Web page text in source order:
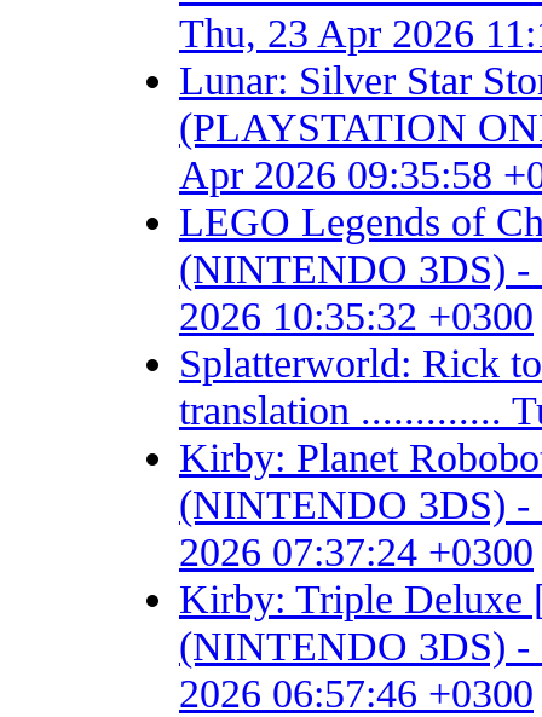
Thu, 23 Apr 2026
Lunar: Silver Star
(PLAYSTATION
Apr 2026 09:35:58
LEGO Legends of
(NINTENDO 3DS) -
2026 10:35:32 +0300
Splatterworld: Rick
translation .............
Kirby: Planet
(NINTENDO 3DS) -
2026 07:37:24 +0300
Kirby: Triple
(NINTENDO 3DS) -
2026 06:57:46 +0300